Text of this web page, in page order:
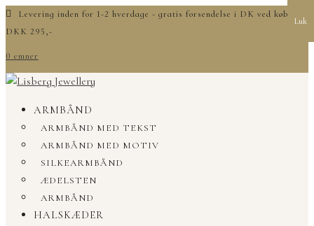
Levering inden for 1-2 hverdage - gratis forsendelse i DK ved køb over
DKK 295,-
0 emner
ARMBÅND
ARMBÅND MED TEKST
ARMBÅND MED MOTIV
SILKEARMBÅND
ÆDELSTEN
ARMBÅND
HALSKÆDER
Luk